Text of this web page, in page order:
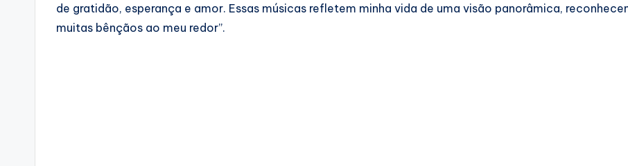
de gratidão, esperança e amor. Essas músicas refletem minha vida de uma visão panorâmica,
muitas bênçãos ao meu redor”.